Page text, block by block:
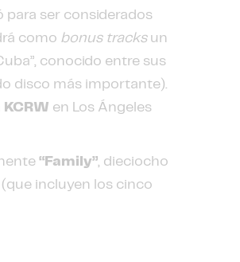
para ser considerados
como bonus tracksun
conocido entre sus
disco más importante).
KCRW en Los Ángeles
“Family”, dieciocho
incluyen los cinco